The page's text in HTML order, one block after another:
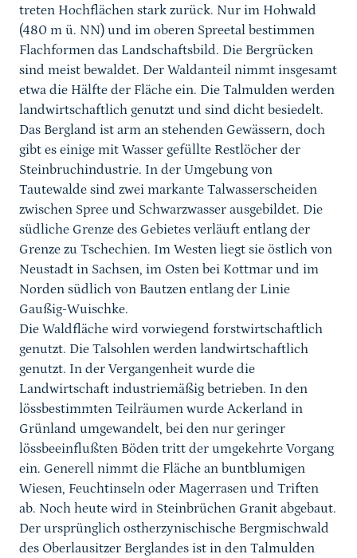
treten Hochflächen stark zurück. Nur im Hohwald
(480 m ü. NN) und im oberen Spreetal bestimmen
Flachformen das Landschaftsbild. Die Bergrücken
sind meist bewaldet. Der Waldanteil nimmt insgesamt
etwa die Hälfte der Fläche ein. Die Talmulden werden
landwirtschaftlich genutzt und sind dicht besiedelt.
Das Bergland ist arm an stehenden Gewässern, doch
gibt es einige mit Wasser gefüllte Restlöcher der
Steinbruchindustrie. In der Umgebung von
Tautewalde sind zwei markante Talwasserscheiden
zwischen Spree und Schwarzwasser ausgebildet. Die
südliche Grenze des Gebietes verläuft entlang der
Grenze zu Tschechien. Im Westen liegt sie östlich von
Neustadt in Sachsen, im Osten bei Kottmar und im
Norden südlich von Bautzen entlang der Linie
Gaußig-Wuischke.
Die Waldfläche wird vorwiegend forstwirtschaftlich
genutzt. Die Talsohlen werden landwirtschaftlich
genutzt. In der Vergangenheit wurde die
Landwirtschaft industriemäßig betrieben. In den
lössbestimmten Teilräumen wurde Ackerland in
Grünland umgewandelt, bei den nur geringer
lössbeeinflußten Böden tritt der umgekehrte Vorgang
ein. Generell nimmt die Fläche an buntblumigen
Wiesen, Feuchtinseln oder Magerrasen und Triften
ab. Noch heute wird in Steinbrüchen Granit abgebaut.
Der ursprünglich ostherzynischische Bergmischwald
des Oberlausitzer Berglandes ist in den Talmulden